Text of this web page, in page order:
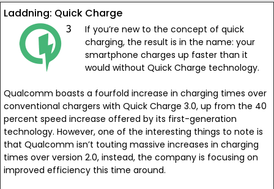
Laddning: Quick Charge
If you’re new to the concept of quick
charging, the result is in the name: your
smartphone charges up faster than it
would without Quick Charge technology.
Qualcomm boasts a fourfold increase in charging times over
conventional chargers with Quick Charge 3.0, up from the 40
percent speed increase offered by its first-generation
technology. However, one of the interesting things to note is
that Qualcomm isn’t touting massive increases in charging
times over version 2.0, instead, the company is focusing on
improved efficiency this time around.